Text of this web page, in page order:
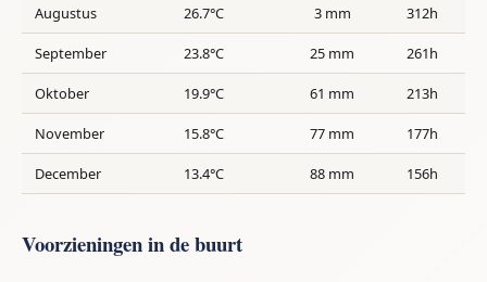
Augustus 26.7°C 3 mm 312h
September 23.8°C 25 mm 261h
Oktober 19.9°C 61 mm 213h
November 15.8°C 77 mm 177h
December 13.4°C 88 mm 156h
Voorzieningen in de buurt